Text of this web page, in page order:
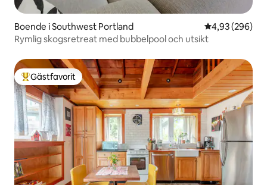
Boende i Southwest Portland 4,93 av 5 i
4,93 (296)
Rymlig skogsretreat med bubbelpool och utsikt
Populär gästfavorit
Gästfavorit